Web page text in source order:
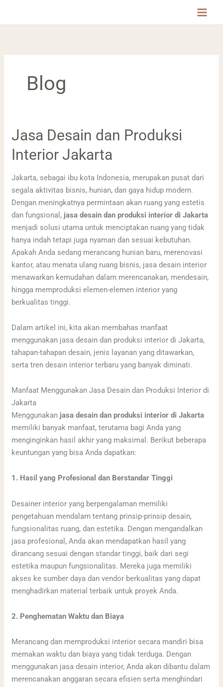
Blog
Jasa Desain dan Produksi
Interior Jakarta
Jakarta, sebagai ibu kota Indonesia, merupakan pusat dari
segala aktivitas bisnis, hunian, dan gaya hidup modern.
Dengan meningkatnya permintaan akan ruang yang estetis
dan fungsional, jasa desain dan produksi interior di Jakarta
menjadi solusi utama untuk menciptakan ruang yang tidak
hanya indah tetapi juga nyaman dan sesuai kebutuhan.
Apakah Anda sedang merancang hunian baru, merenovasi
kantor, atau menata ulang ruang bisnis, jasa desain interior
menawarkan kemudahan dalam merencanakan, mendesain,
hingga memproduksi elemen-elemen interior yang
berkualitas tinggi.
Dalam artikel ini, kita akan membahas manfaat
menggunakan jasa desain dan produksi interior di Jakarta,
tahapan-tahapan desain, jenis layanan yang ditawarkan,
serta tren desain interior terbaru yang banyak diminati.
Manfaat Menggunakan Jasa Desain dan Produksi Interior di
Jakarta
Menggunakan jasa desain dan produksi interior di Jakarta
memiliki banyak manfaat, terutama bagi Anda yang
menginginkan hasil akhir yang maksimal. Berikut beberapa
keuntungan yang bisa Anda dapatkan:
1. Hasil yang Profesional dan Berstandar Tinggi
Desainer interior yang berpengalaman memiliki
pengetahuan mendalam tentang prinsip-prinsip desain,
fungsionalitas ruang, dan estetika. Dengan mengandalkan
jasa profesional, Anda akan mendapatkan hasil yang
dirancang sesuai dengan standar tinggi, baik dari segi
estetika maupun fungsionalitas. Mereka juga memiliki
akses ke sumber daya dan vendor berkualitas yang dapat
menghadirkan material terbaik untuk proyek Anda.
2. Penghematan Waktu dan Biaya
Merancang dan memproduksi interior secara mandiri bisa
memakan waktu dan biaya yang tidak terduga. Dengan
menggunakan jasa desain interior, Anda akan dibantu dalam
merencanakan anggaran secara efisien serta menghindari
Jasa
Desain
dan
Interior
Jakarta